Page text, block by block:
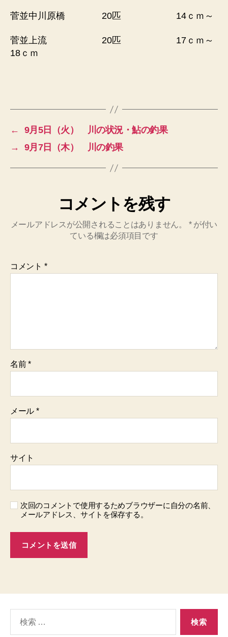
菅並中川原橋 20匹 14ｃｍ～
菅並上流 20匹 17ｃｍ～
18ｃｍ
←
9月5日（火） 川の状況・鮎の釣果
→
9月7日（木） 川の釣果
コメントを残す
メールアドレスが公開されることはありません。 *が付い
ている欄は必須項目です
コメント *
名前*
メール *
サイト
次回のコメントで使用するためブラウザーに自分の名前、
メールアドレス、サイトを保存する。